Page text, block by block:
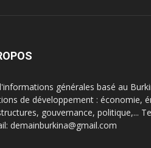
générales basé au
de développement : économie,
gouvernance, politique,...
demainburkina@gmail.com